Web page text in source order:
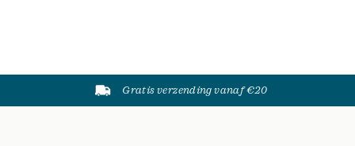
Gratis verzending vanaf €20